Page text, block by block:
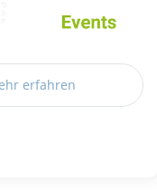
erfahren